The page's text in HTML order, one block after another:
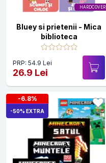
HARDCOVER
Bluey si prietenii - Mica
biblioteca
PRP: 54.9 Lei
26.9 Lei
-6.8%
-50% EXTRA